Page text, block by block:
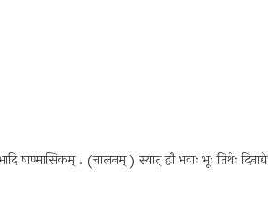
षाण्मासिकम् . (चालनम् ) स्यात् द्वौ भवाः भूः तिथेः दिनाद्ये